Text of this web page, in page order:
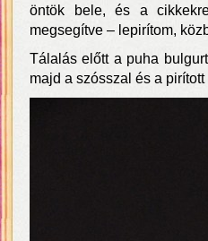
öntök bele, és a
megsegítve – lepirítom,
Tálalás előtt a puha
majd a szósszal és a